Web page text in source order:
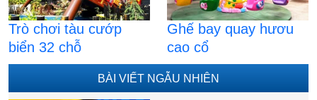
Trò chơi tàu cướp
biển 32 chỗ
Ghế bay quay hươu
cao cổ
BÀI VIẾT NGẪU NHIÊN